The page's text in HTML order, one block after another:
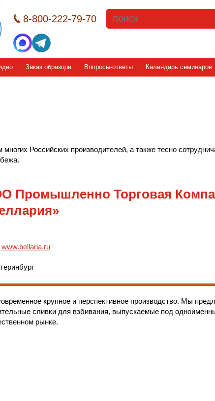
8-800-222-79-70
Заказ образцов Вопросы-ответы Календарь семинаров
Российских производителей, а также тесно
Промышленно Торговая
www.bellaria.ru
крупное и перспективное производство. Мы
сливки для взбивания, выпускаемые под
рынке.